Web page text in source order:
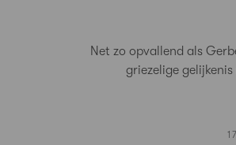
Net zo opvallend als
griezelige